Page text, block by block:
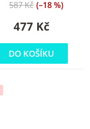
477 Kč
587 Kč (–18 %)
DO KOŠÍKU